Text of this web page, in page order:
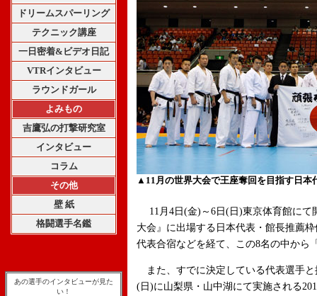
ドリームスパーリング
テクニック講座
一日密着&ビデオ日記
VTRインタビュー
ラウンドガール
よみもの
吉鷹弘の打撃研究室
インタビュー
コラム
その他
壁 紙
格闘選手名鑑
あの選手のインタビューが見た
い！
▲11月の世界大会で王座奪回を目指す日本
11月4日(金)～6日(日)東京体育館にて
大会』に出場する日本代表・館長推薦
代表合宿などを経て、この8名の中から
また、すでに決定している代表選手と
(日)に山梨県・山中湖にて実施される